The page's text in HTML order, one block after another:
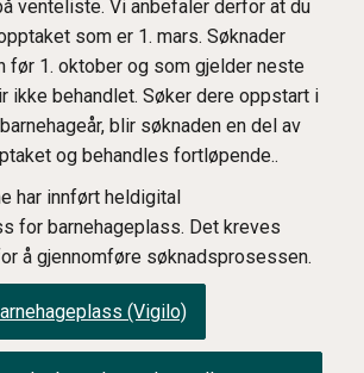
venteliste. Vi anbefaler derfor at du
som er 1. mars. Søknader
før 1. oktober og som gjelder neste
ikke behandlet. Søker dere oppstart i
blir søknaden en del av
og behandles fortløpende..
har innført heldigital
for barnehageplass. Det kreves
å gjennomføre søknadsprosessen.
(Vigilo)